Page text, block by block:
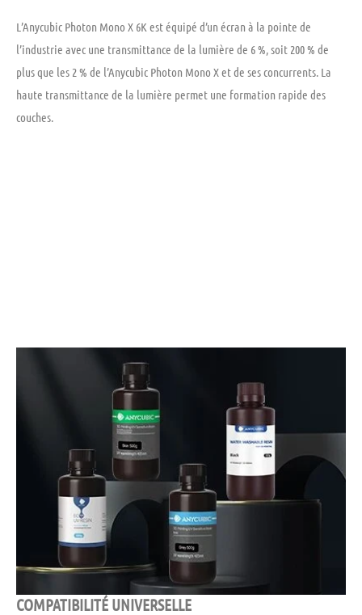
L’Anycubic Photon Mono X 6K est équipé d’un écran à la pointe de
l’industrie avec une transmittance de la lumière de 6 %, soit 200 % de
plus que les 2 % de l’Anycubic Photon Mono X et de ses concurrents. La
haute transmittance de la lumière permet une formation rapide des
couches.
COMPATIBILITÉ UNIVERSELLE